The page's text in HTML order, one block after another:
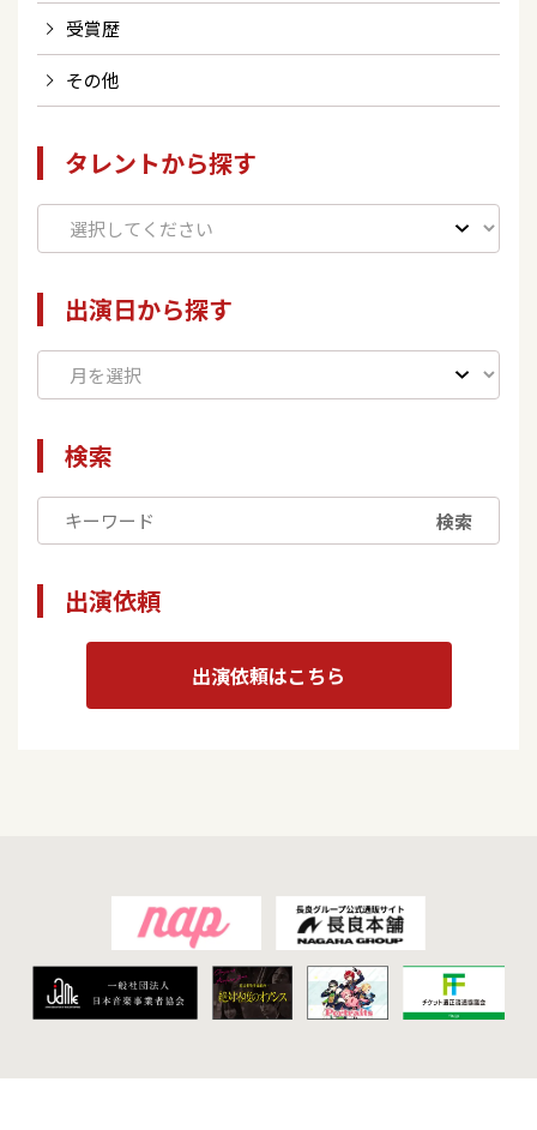
受賞歴
その他
タレントから探す
出演日から探す
検索
検索
出演依頼
出演依頼はこちら